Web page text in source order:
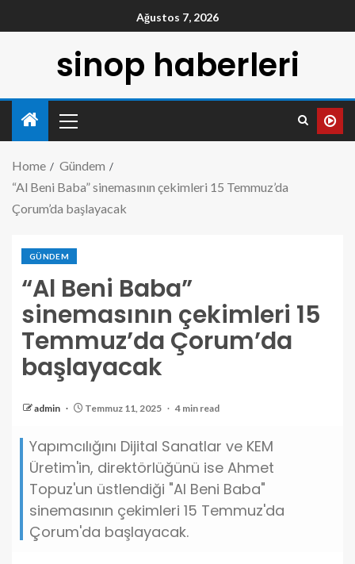
Ağustos 7, 2026
sinop haberleri
Home
Gündem
“Al Beni Baba” sinemasının çekimleri 15 Temmuz’da
Çorum’da başlayacak
GÜNDEM
“Al Beni Baba”
sinemasının çekimleri 15
Temmuz’da Çorum’da
başlayacak
admin Temmuz 11, 2025 4 min read
Yapımcılığını Dijital Sanatlar ve KEM
Üretim'in, direktörlüğünü ise Ahmet
Topuz'un üstlendiği "Al Beni Baba"
sinemasının çekimleri 15 Temmuz'da
Çorum'da başlayacak.